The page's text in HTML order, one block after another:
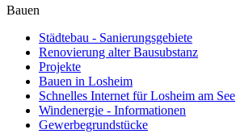
Bauen
Städtebau - Sanierungsgebiete
Renovierung alter Bausubstanz
Projekte
Bauen in Losheim
Schnelles Internet für Losheim am See
Windenergie - Informationen
Gewerbegrundstücke